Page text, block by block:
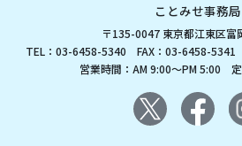
ことみせ事務局
〒135-0047 東京都江東区富
TEL：03-6458-5340 FAX：03-6458-5341
営業時間：AM 9:00～PM 5:00